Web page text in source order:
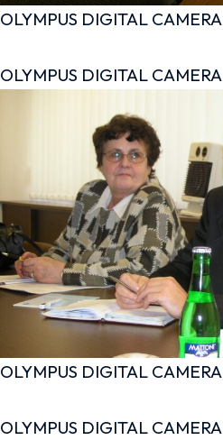
OLYMPUS DIGITAL CAMERA
OLYMPUS DIGITAL CAMERA
OLYMPUS DIGITAL CAMERA
OLYMPUS DIGITAL CAMERA